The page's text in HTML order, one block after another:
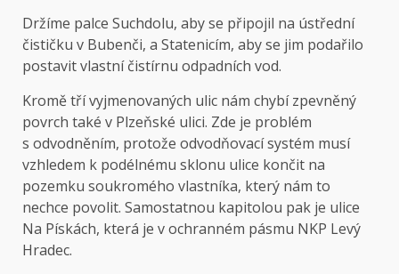
Držíme palce Suchdolu, aby se připojil na ústřední
čističku v Bubenči, a Statenicím, aby se jim podařilo
postavit vlastní čistírnu odpadních vod.
Kromě tří vyjmenovaných ulic nám chybí zpevněný
povrch také v Plzeňské ulici. Zde je problém
s odvodněním, protože odvodňovací systém musí
vzhledem k podélnému sklonu ulice končit na
pozemku soukromého vlastníka, který nám to
nechce povolit. Samostatnou kapitolou pak je ulice
Na Pískách, která je v ochranném pásmu NKP Levý
Hradec.